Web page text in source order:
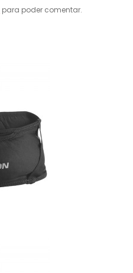
para poder comentar.